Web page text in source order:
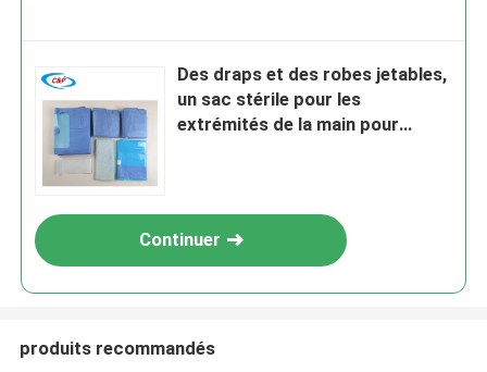
Des draps et des robes jetables,
un sac stérile pour les
extrémités de la main pour
Continuer
produits recommandés